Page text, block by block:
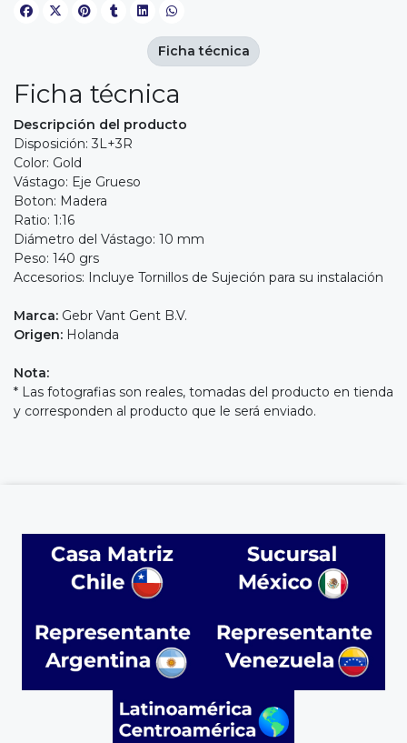
Ficha técnica
Descripción del producto
Disposición: 3L+3R
Color: Gold
Vástago: Eje Grueso
Boton: Madera
Ratio: 1:16
Diámetro del Vástago: 10 mm
Peso: 140 grs
Accesorios: Incluye Tornillos de Sujeción para su instalación
Marca: Gebr Vant Gent B.V.
Origen: Holanda
Nota:
* Las fotografias son reales, tomadas del producto en tienda
y corresponden al producto que le será enviado.
Ficha técnica